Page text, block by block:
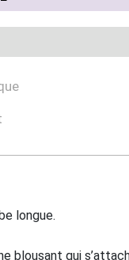
longue.
blousant qui